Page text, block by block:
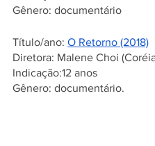
Gênero: documentário
Título/ano: O Retorno (2018)
Diretora: Malene Choi
Indicação:12 anos
Gênero: documentário.